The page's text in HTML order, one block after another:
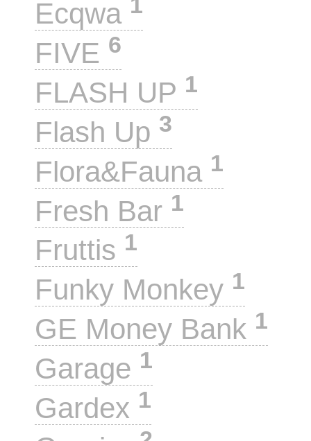
Ecqwa
FIVE 6
FLASH UP 1
Flash Up 3
Flora&Fauna 1
Fresh Bar 1
Fruttis 1
Funky Monkey 1
GE Money Bank 1
Garage 1
Gardex 1